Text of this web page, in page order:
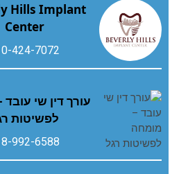
Hills Implant
Center
424-7072
עורך דין שי
לפשיטות
992-6588